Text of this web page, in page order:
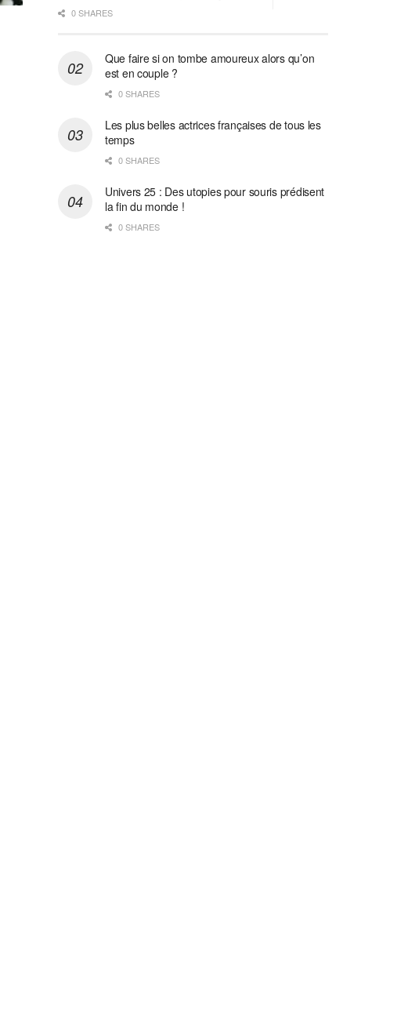
0 SHARES
Que faire si on tombe amoureux alors qu’on
est en couple ?
0 SHARES
Les plus belles actrices françaises de tous les
temps
0 SHARES
Univers 25 : Des utopies pour souris prédisent
la fin du monde !
0 SHARES